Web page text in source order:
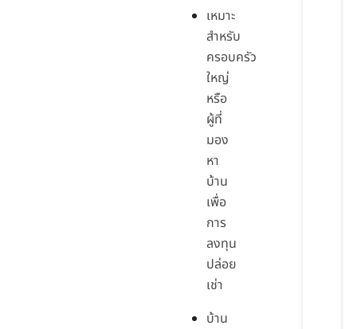
เหมาะ
สำหรับ
ครอบครัว
ใหญ่
หรือ
ผู้ที่
มอง
หา
บ้าน
เพื่อ
การ
ลงทุน
ปล่อย
เช่า
บ้าน